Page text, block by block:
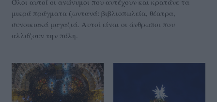
Όλοι αυτοί οι ανώνυμοι που αντέχουν και κρατάνε τα
μικρά πράγματα ζωντανά: βιβλιοπωλεία, θέατρα,
συνοικιακά μαγαζιά. Αυτοί είναι οι άνθρωποι που
αλλάζουν την πόλη.